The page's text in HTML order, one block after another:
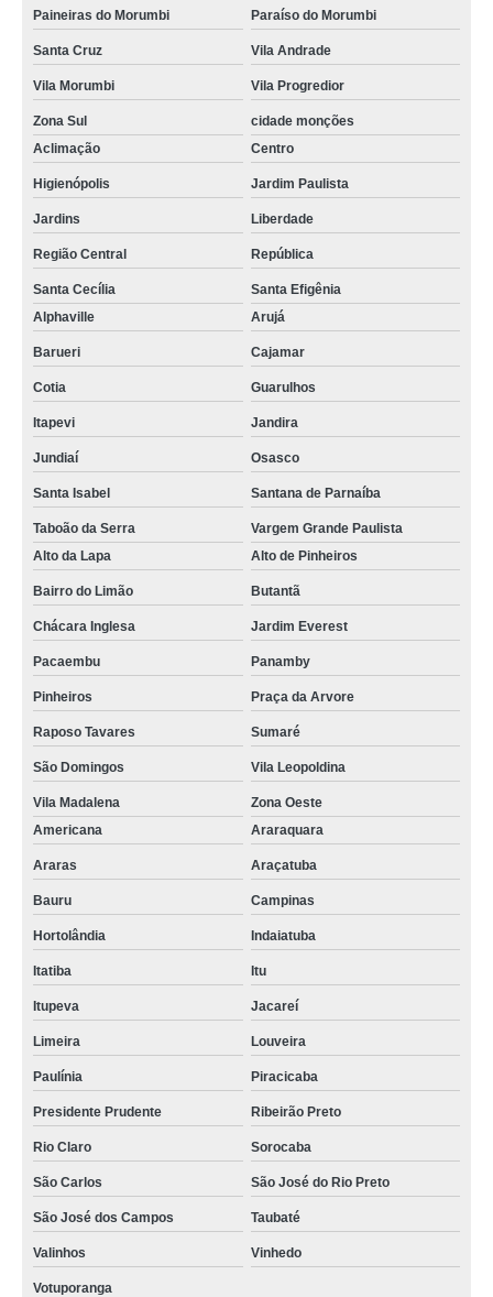
Paineiras do Morumbi Paraíso do Morumbi
Santa Cruz Vila Andrade
Vila Morumbi Vila Progredior
Zona Sul
cidade monções
Aclimação
Centro
Higienópolis Jardim Paulista
Jardins Liberdade
Região Central República
Santa Cecília
Santa Efigênia
Alphaville
Arujá
Barueri Cajamar
Cotia Guarulhos
Itapevi Jandira
Jundiaí Osasco
Santa Isabel Santana de Parnaíba
Taboão da Serra
Vargem Grande Paulista
Alto da Lapa
Alto de Pinheiros
Bairro do Limão Butantã
Chácara Inglesa Jardim Everest
Pacaembu Panamby
Pinheiros Praça da Arvore
Raposo Tavares Sumaré
São Domingos Vila Leopoldina
Vila Madalena
Zona Oeste
Americana
Araraquara
Araras Araçatuba
Bauru Campinas
Hortolândia Indaiatuba
Itatiba Itu
Itupeva Jacareí
Limeira Louveira
Paulínia Piracicaba
Presidente Prudente Ribeirão Preto
Rio Claro Sorocaba
São Carlos São José do Rio Preto
São José dos Campos Taubaté
Valinhos Vinhedo
Votuporanga